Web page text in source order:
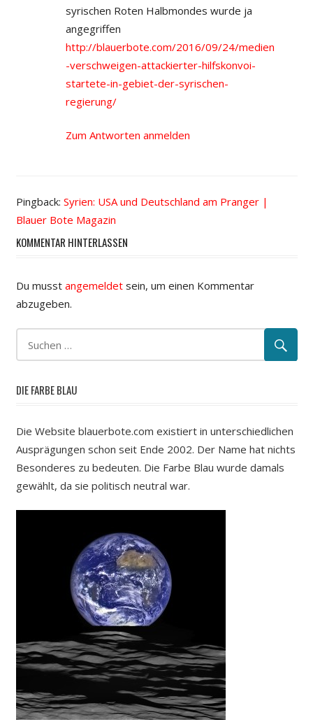
syrischen Roten Halbmondes wurde ja
angegriffen
http://blauerbote.com/2016/09/24/medien
-verschweigen-attackierter-hilfskonvoi-
startete-in-gebiet-der-syrischen-
regierung/
Zum Antworten anmelden
Pingback: Syrien: USA und Deutschland am Pranger |
Blauer Bote Magazin
KOMMENTAR HINTERLASSEN
Du musst angemeldetsein, um einen Kommentar
abzugeben.
DIE FARBE BLAU
Die Website blauerbote.com existiert in unterschiedlichen
Ausprägungen schon seit Ende 2002. Der Name hat nichts
Besonderes zu bedeuten. Die Farbe Blau wurde damals
gewählt, da sie politisch neutral war.